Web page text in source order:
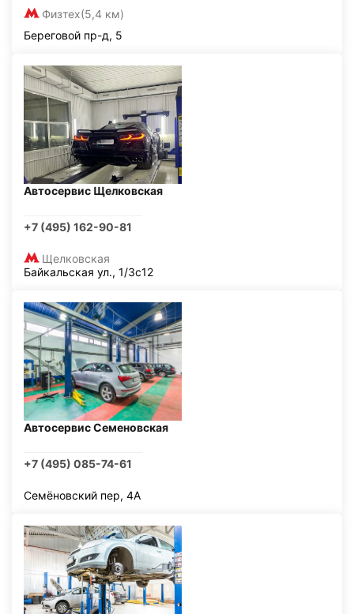
Физтех(5,4 км)
Береговой пр-д, 5
Автосервис Щелковская
+7 (495) 162-90-81
Щелковская
Байкальская ул., 1/3с12
Автосервис Семеновская
+7 (495) 085-74-61
Семёновский пер, 4А